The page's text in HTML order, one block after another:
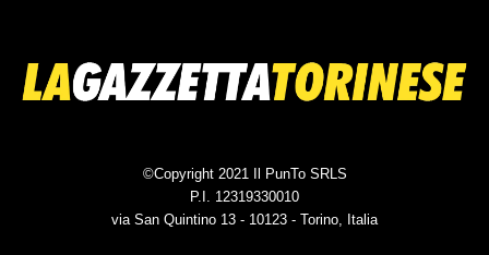
©Copyright 2021 Il PunTo SRLS
P.I. 12319330010
via San Quintino 13 - 10123 - Torino, Italia